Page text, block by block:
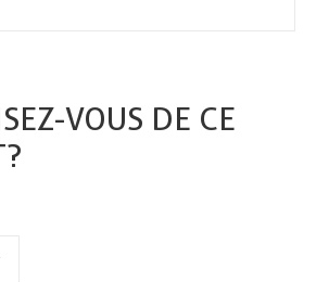
VOUS DE CE